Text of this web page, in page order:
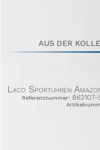
AUS DER
Laco Sportuhren
Referenznummer: